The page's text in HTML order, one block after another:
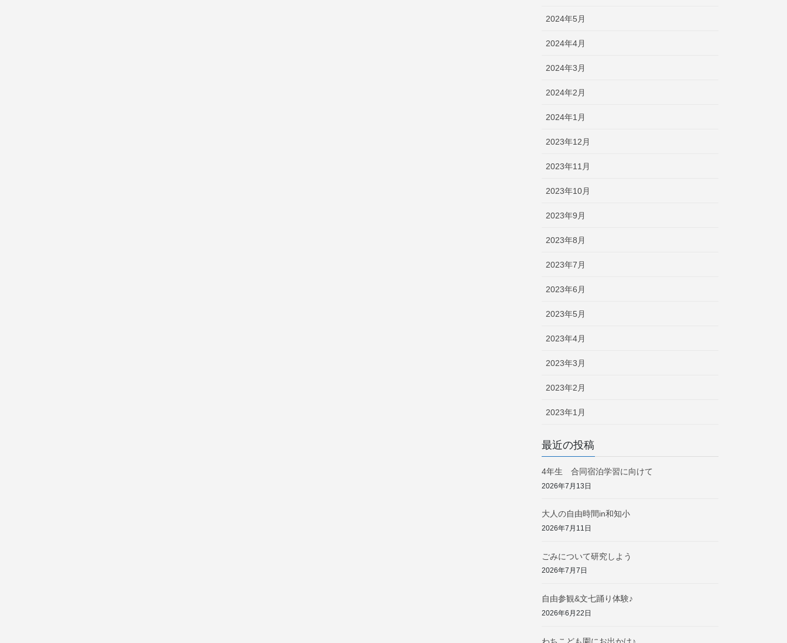
2024年5月
2024年4月
2024年3月
2024年2月
2024年1月
2023年12月
2023年11月
2023年10月
2023年9月
2023年8月
2023年7月
2023年6月
2023年5月
2023年4月
2023年3月
2023年2月
2023年1月
最近の投稿
4年生 合同宿泊学習に向けて
2026年7月13日
大人の自由時間in和知小
2026年7月11日
ごみについて研究しよう
2026年7月7日
自由参観&文七踊り体験♪
2026年6月22日
わちこども園にお出かけ♪